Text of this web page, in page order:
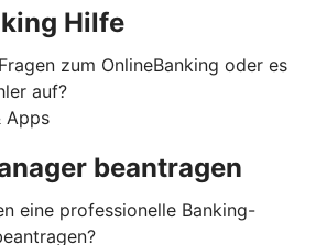
Hilfe
zum OnlineBanking oder es
auf?
Apps
beantragen
eine professionelle Banking-